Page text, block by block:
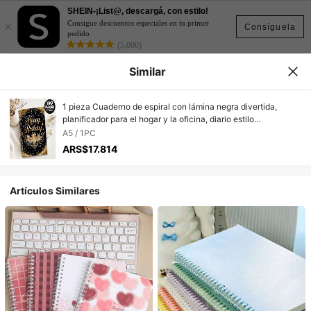
Consíguela
×
SHEIN-¡List@, descargá, con estilo!
Consigue descuentos especiales en tu primer
pedido
(5,000)
Similar
1 pieza Cuaderno de espiral con lámina negra divertida,
planificador para el hogar y la oficina, diario estilo
universitario, regalo de cumpleaños perfecto para familiares,
amigos, colegas, mujeres, hombres, hermanas, coleccionistas
A5 / 1PC
ARS$17.814
Artículos Similares